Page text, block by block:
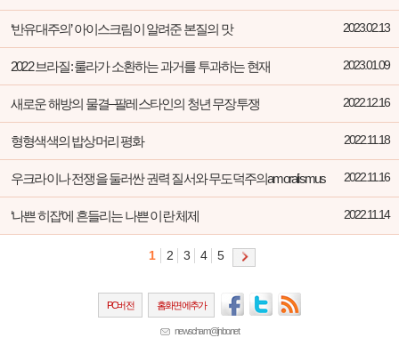
‘반유대주의’ 아이스크림이 알려준 본질의 맛 2023.02.13
2022 브라질: 룰라가 소환하는 과거를 투과하는 현재 2023.01.09
새로운 해방의 물결–팔레스타인의 청년 무장투쟁 2022.12.16
형형색색의 밥상머리 평화 2022.11.18
우크라이나 전쟁을 둘러싼 권력 질서와 무도덕주의amoralismus 2022.11.16
‘나쁜 히잡’에 흔들리는 나쁜 이란 체제 2022.11.14
1 2 3 4 5
PC버전 홈화면에추가
newscham@jinbo.net